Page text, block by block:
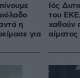
η
για
Ιός
του
χαθούν
αίματος